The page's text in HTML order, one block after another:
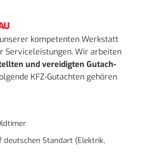
kom­pe­ten­ten Werk­statt
Ser­vice­leis­tun­gen. Wir ar­bei­ten
und ver­ei­dig­ten Gut­ach­
KFZ-Gut­ach­ten ge­hö­ren
deutschen Standart (Elektrik,